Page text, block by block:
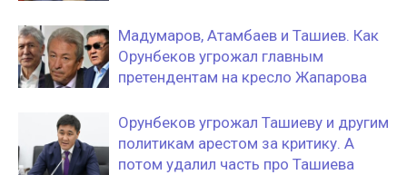
Мадумаров, Атамбаев и Ташиев. Как
Орунбеков угрожал главным
претендентам на кресло Жапарова
Орунбеков угрожал Ташиеву и другим
политикам арестом за критику. А
потом удалил часть про Ташиева